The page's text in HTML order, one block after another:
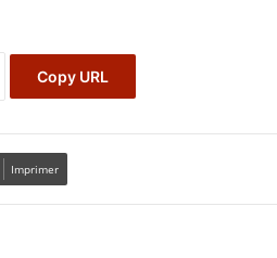
Copy URL
Imprimer